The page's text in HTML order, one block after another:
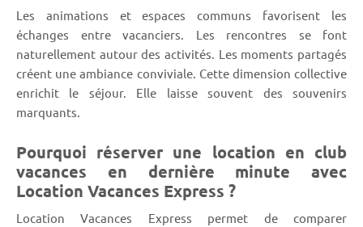
Les animations et espaces communs favorisent les
échanges entre vacanciers. Les rencontres se font
naturellement autour des activités. Les moments partagés
créent une ambiance conviviale. Cette dimension collective
enrichit le séjour. Elle laisse souvent des souvenirs
marquants.
Pourquoi réserver une location en club
vacances en dernière minute avec
Location Vacances Express ?
Location Vacances Express permet de comparer